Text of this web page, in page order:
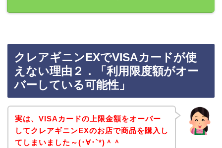
クレアギニンEXでVISAカードが使
えない理由２．「利用限度額がオー
バーしている可能性」
実は、VISAカードの上限金額をオーバー
してクレアギニンEXのお店で商品を購入し
てしまいました～(･∀･`*)＾＾